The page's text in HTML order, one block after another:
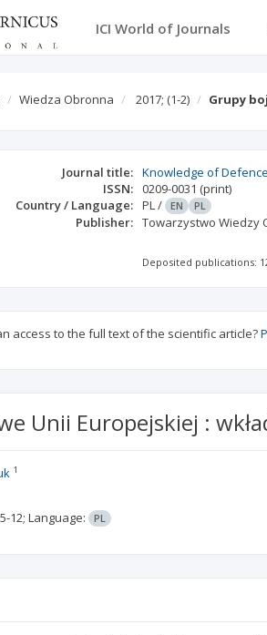
ICI World of Journals
Wiedza Obronna 2017; (1-2) Grupy
Journal title: Knowledge of Defence
ISSN: 0209-0031 (print)
Country / Language: PL/ EN PL
Publisher: Towarzystwo Wiedzy
Deposited publications:
access to the full text of the scientific article?
Unii Europejskiej :
1
12; Language: PL